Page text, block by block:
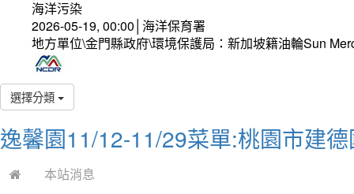
海洋污染
2026-05-19, 00:00│海洋保育署
地方單位\金門縣政府\環境保護局：新加坡籍油輪Sun
選擇分類
逸馨園11/12-11/29菜單:桃園市建
本站消息